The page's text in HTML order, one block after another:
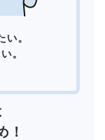
。
。
！